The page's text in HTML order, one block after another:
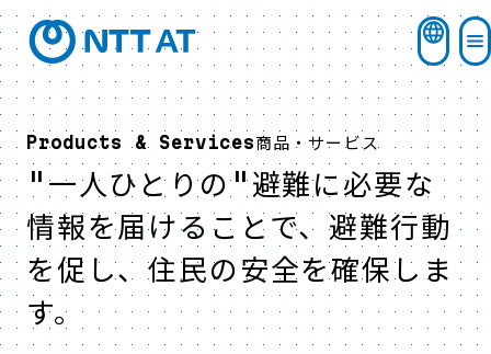
Products & Services商品・サービス
"一人ひとりの"避難に必要な
情報を届けることで、避難行動
を促し、住民の安全を確保しま
す。